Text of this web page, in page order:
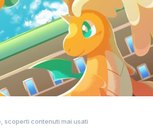
scoperti contenuti mai usati